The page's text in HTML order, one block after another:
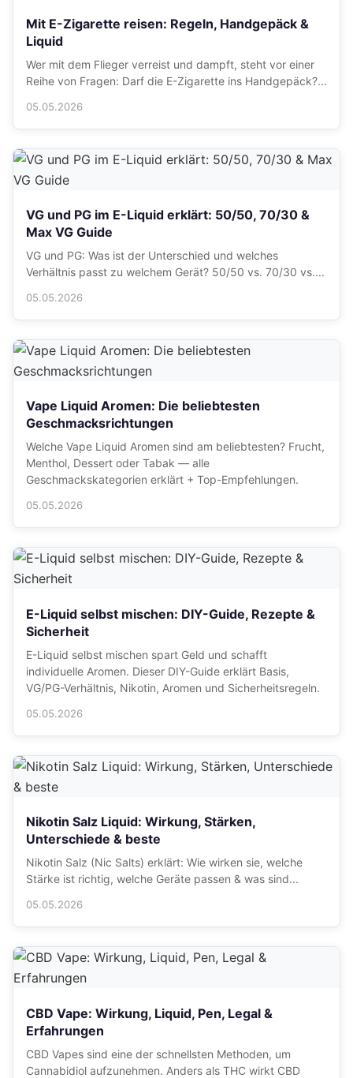
Mit E-Zigarette reisen: Regeln, Handgepäck &
Liquid
Wer mit dem Flieger verreist und dampft, steht vor einer
Reihe von Fragen: Darf die E-Zigarette ins Handgepäck?...
05.05.2026
VG und PG im E-Liquid erklärt: 50/50, 70/30 &
Max VG Guide
VG und PG: Was ist der Unterschied und welches
Verhältnis passt zu welchem Gerät? 50/50 vs. 70/30 vs....
05.05.2026
Vape Liquid Aromen: Die beliebtesten
Geschmacksrichtungen
Welche Vape Liquid Aromen sind am beliebtesten? Frucht,
Menthol, Dessert oder Tabak — alle
Geschmackskategorien erklärt + Top-Empfehlungen.
05.05.2026
E-Liquid selbst mischen: DIY-Guide, Rezepte &
Sicherheit
E-Liquid selbst mischen spart Geld und schafft
individuelle Aromen. Dieser DIY-Guide erklärt Basis,
VG/PG-Verhältnis, Nikotin, Aromen und Sicherheitsregeln.
05.05.2026
Nikotin Salz Liquid: Wirkung, Stärken,
Unterschiede & beste
Nikotin Salz (Nic Salts) erklärt: Wie wirken sie, welche
Stärke ist richtig, welche Geräte passen & was sind...
05.05.2026
CBD Vape: Wirkung, Liquid, Pen, Legal &
Erfahrungen
CBD Vapes sind eine der schnellsten Methoden, um
Cannabidiol aufzunehmen. Anders als THC wirkt CBD